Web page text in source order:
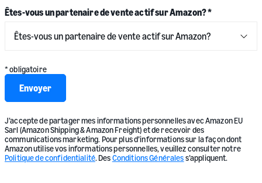
Êtes-vous un partenaire de vente actif sur Amazon?*
* obligatoire
Envoyer
J’accepte de partager mes informations personnelles avec Amazon EU
Sarl (Amazon Shipping & Amazon Freight) et de recevoir des
communications marketing. Pour plus d’informations sur la façon dont
Amazon utilise vos informations personnelles, veuillez consulter notre
Politique de confidentialité. DesConditions Généraless’appliquent.